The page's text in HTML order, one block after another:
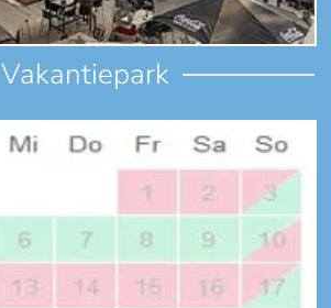
Vakantiepark